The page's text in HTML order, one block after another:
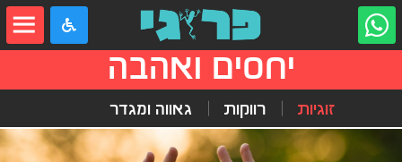
יחסים ואהבה
זוגיות רווקות גאווה ומגדר